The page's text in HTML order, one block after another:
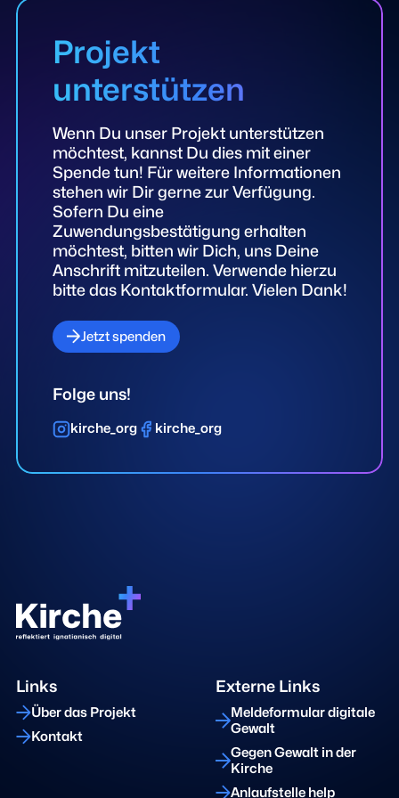
Projekt
unterstützen
Wenn Du unser Projekt unterstützen
möchtest, kannst Du dies mit einer
Spende tun! Für weitere Informationen
stehen wir Dir gerne zur Verfügung.
Sofern Du eine
Zuwendungsbestätigung erhalten
möchtest, bitten wir Dich, uns Deine
Anschrift mitzuteilen. Verwende hierzu
bitte das Kontaktformular. Vielen Dank!
Jetzt spenden
Folge uns!
kirche_org kirche_org
Links
Über das Projekt
Kontakt
Externe Links
Meldeformular digitale
Gewalt
Gegen Gewalt in der
Kirche
Anlaufstelle help